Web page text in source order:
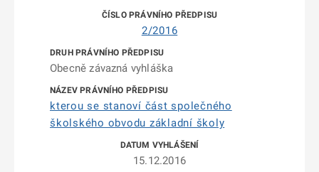
2/2016
Obecně závazná vyhláška
kterou se stanoví část společného
školského obvodu základní školy
15.12.2016